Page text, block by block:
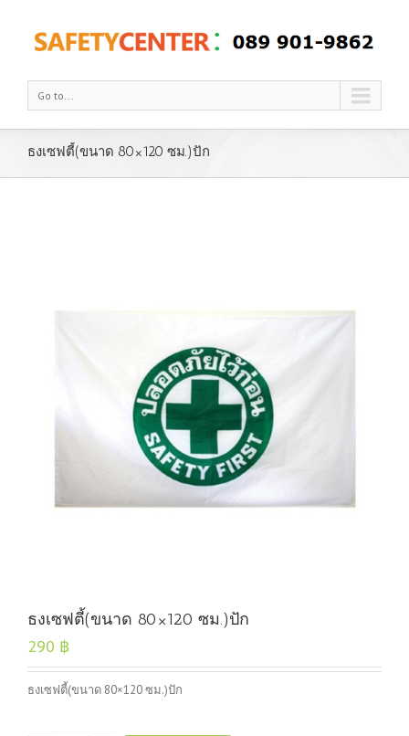
Go to...
ธงเซฟตี้(ขนาด 80×120 ซม.)ปัก
ธงเซฟตี้(ขนาด 80×120 ซม.)ปัก
290 ฿
ธงเซฟตี้(ขนาด 80×120 ซม.)ปัก